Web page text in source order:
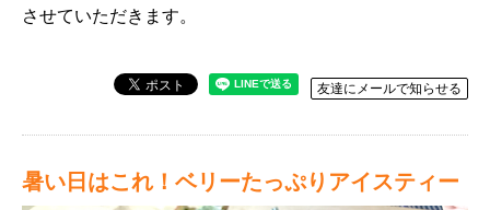
させていただきます。
友達にメールで知らせる
暑い日はこれ！ベリーたっぷりアイスティー